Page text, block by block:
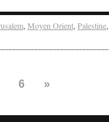
, Moyen Orient, Palestine,
6 »